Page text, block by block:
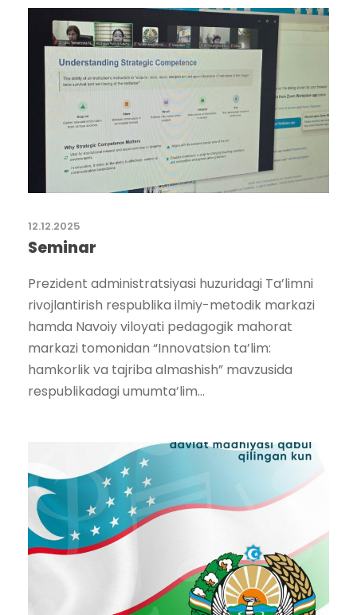
12.12.2025
Seminar
Prezident administratsiyasi huzuridagi Ta’limni
rivojlantirish respublika ilmiy-metodik markazi
hamda Navoiy viloyati pedagogik mahorat
markazi tomonidan “Innovatsion ta’lim:
hamkorlik va tajriba almashish” mavzusida
respublikadagi umumta’lim...